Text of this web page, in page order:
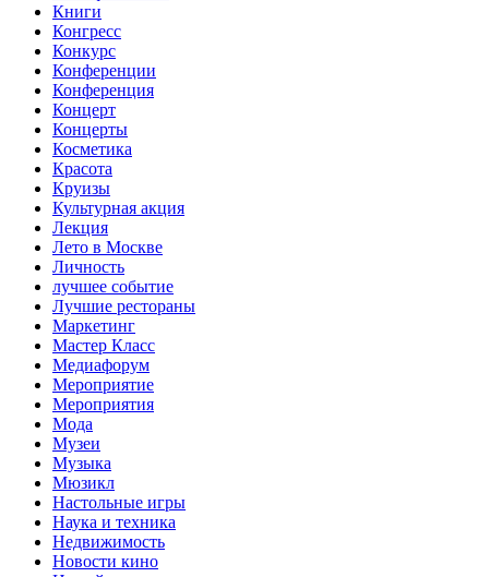
Книги
Конгресс
Конкурс
Конференции
Конференция
Концерт
Концерты
Косметика
Красота
Круизы
Культурная акция
Лекция
Лето в Москве
Личность
лучшее событие
Лучшие рестораны
Маркетинг
Мастер Класс
Медиафорум
Мероприятие
Мероприятия
Мода
Музеи
Музыка
Мюзикл
Настольные игры
Наука и техника
Недвижимость
Новости кино